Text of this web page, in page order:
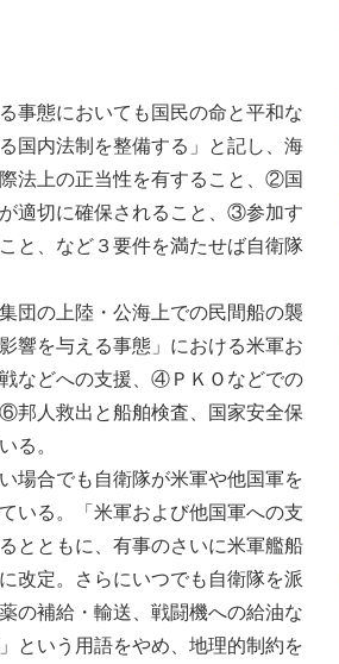
事態においても国民の命と平和な
国内法制を整備する」と記し、海
法上の正当性を有すること、②国
適切に確保されること、③参加す
と、など３要件を満たせば自衛隊
団の上陸・公海上での民間船の襲
響を与える事態」における米軍お
などへの支援、④ＰＫＯなどでの
邦人救出と船舶検査、国家安全保
る。
場合でも自衛隊が米軍や他国軍を
いる。「米軍および他国軍への支
とともに、有事のさいに米軍艦船
改定。さらにいつでも自衛隊を派
の補給・輸送、戦闘機への給油な
という用語をやめ、地理的制約を